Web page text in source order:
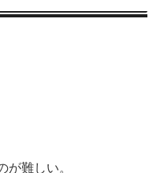
が難しい。